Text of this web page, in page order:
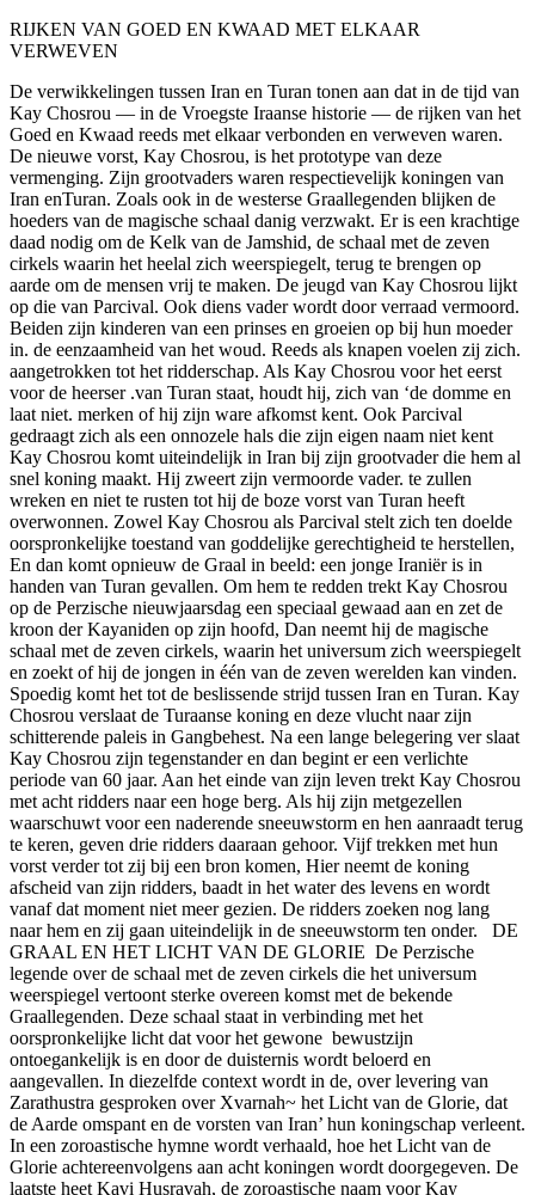
RIJKEN VAN GOED EN KWAAD MET ELKAAR
VERWEVEN
De verwikkelingen tussen Iran en Turan tonen aan dat in de tijd van
Kay Chosrou — in de Vroegste Iraanse historie — de rijken van het
Goed en Kwaad reeds met elkaar verbonden en verweven waren.
De nieuwe vorst, Kay Chosrou, is het prototype van deze
vermenging. Zijn grootvaders waren respectievelijk koningen van
Iran enTuran. Zoals ook in de westerse Graallegenden blijken de
hoeders van de magische schaal danig verzwakt. Er is een krachtige
daad nodig om de Kelk van de Jamshid, de schaal met de zeven
cirkels waarin het heelal zich weerspiegelt, terug te brengen op
aarde om de mensen vrij te maken. De jeugd van Kay Chosrou lijkt
op die van Parcival. Ook diens vader wordt door verraad vermoord.
Beiden zijn kinderen van een prinses en groeien op bij hun moeder
in. de eenzaamheid van het woud. Reeds als knapen voelen zij zich.
aangetrokken tot het ridderschap. Als Kay Chosrou voor het eerst
voor de heerser .van Turan staat, houdt hij, zich van ‘de domme en
laat niet. merken of hij zijn ware afkomst kent. Ook Parcival
gedraagt zich als een onnozele hals die zijn eigen naam niet kent
Kay Chosrou komt uiteindelijk in Iran bij zijn grootvader die hem al
snel koning maakt. Hij zweert zijn vermoorde vader. te zullen
wreken en niet te rusten tot hij de boze vorst van Turan heeft
overwonnen. Zowel Kay Chosrou als Parcival stelt zich ten doelde
oorspronkelijke toestand van goddelijke gerechtigheid te herstellen,
En dan komt opnieuw de Graal in beeld: een jonge Iraniër is in
handen van Turan gevallen. Om hem te redden trekt Kay Chosrou
op de Perzische nieuwjaarsdag een speciaal gewaad aan en zet de
kroon der Kayaniden op zijn hoofd, Dan neemt hij de magische
schaal met de zeven cirkels, waarin het universum zich weerspiegelt
en zoekt of hij de jongen in één van de zeven werelden kan vinden.
Spoedig komt het tot de beslissende strijd tussen Iran en Turan. Kay
Chosrou verslaat de Turaanse koning en deze vlucht naar zijn
schitterende paleis in Gangbehest. Na een lange belegering ver slaat
Kay Chosrou zijn tegenstander en dan begint er een verlichte
periode van 60 jaar. Aan het einde van zijn leven trekt Kay Chosrou
met acht ridders naar een hoge berg. Als hij zijn metgezellen
waarschuwt voor een naderende sneeuwstorm en hen aanraadt terug
te keren, geven drie ridders daaraan gehoor. Vijf trekken met hun
vorst verder tot zij bij een bron komen, Hier neemt de koning
afscheid van zijn ridders, baadt in het water des levens en wordt
vanaf dat moment niet meer gezien. De ridders zoeken nog lang
naar hem en zij gaan uiteindelijk in de sneeuwstorm ten onder. DE
GRAAL EN HET LICHT VAN DE GLORIE De Perzische
legende over de schaal met de zeven cirkels die het universum
weerspiegel vertoont sterke overeen komst met de bekende
Graallegenden. Deze schaal staat in verbinding met het
oorspronkelijke licht dat voor het gewone bewustzijn
ontoegankelijk is en door de duisternis wordt beloerd en
aangevallen. In diezelfde context wordt in de, over levering van
Zarathustra gesproken over Xvarnah~ het Licht van de Glorie, dat
de Aarde omspant en de vorsten van Iran’ hun koningschap verleent.
In een zoroastische hymne wordt verhaald, hoe het Licht van de
Glorie achtereenvolgens aan acht koningen wordt doorgegeven. De
laatste heet Kavi Husravah, de zoroastische naam voor Kay